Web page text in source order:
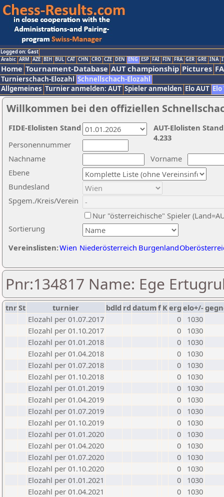
Logged on: Gast
Arabic ARM AZE BIH BUL CAT CHN CRO CZE DEN ENG ESP FAI FIN FRA GER GRE INA
Home Tournament-Database AUT championship Pictures
Turnierschach-Elozahl Schnellschach-Elozahl
Allgemeines Turnier anmelden: AUT Spieler anmelden Elo AUT
Willkommen bei den offiziellen
Nachname
Vorname
Ebene
Sortierung
Personennummer
Bundesland
Spgem./Kreis/Verein
Nur "österreichische" Spieler
Vereinslisten:Wien Niederösterreich Burgenland
AUT-Elolisten
4.233
FIDE-Elolisten Stand
Pnr:134817 Name: Ege
tnrSt turnier bdld rd datumf Kerg elo+/-
Elozahl per 01.07.2017
0
1030
Elozahl per 01.10.2017
0
1030
Elozahl per 01.01.2018
0
1030
Elozahl per 01.04.2018
0
1030
Elozahl per 01.07.2018
0
1030
Elozahl per 01.10.2018
0
1030
Elozahl per 01.01.2019
0
1030
Elozahl per 01.04.2019
0
1030
Elozahl per 01.07.2019
0
1030
Elozahl per 01.10.2019
0
1030
Elozahl per 01.01.2020
0
1030
Elozahl per 01.04.2020
0
1030
Elozahl per 01.07.2020
0
1030
Elozahl per 01.10.2020
0
1030
Elozahl per 01.01.2021
0
1030
Elozahl per 01.04.2021
0
1030